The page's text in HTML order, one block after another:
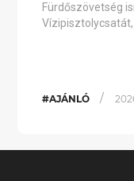
Fürdőszövetség
Vízipisztolycsatát,
#AJÁNLÓ /